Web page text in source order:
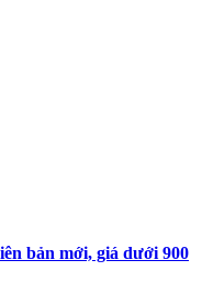
bản mới, giá dưới 900